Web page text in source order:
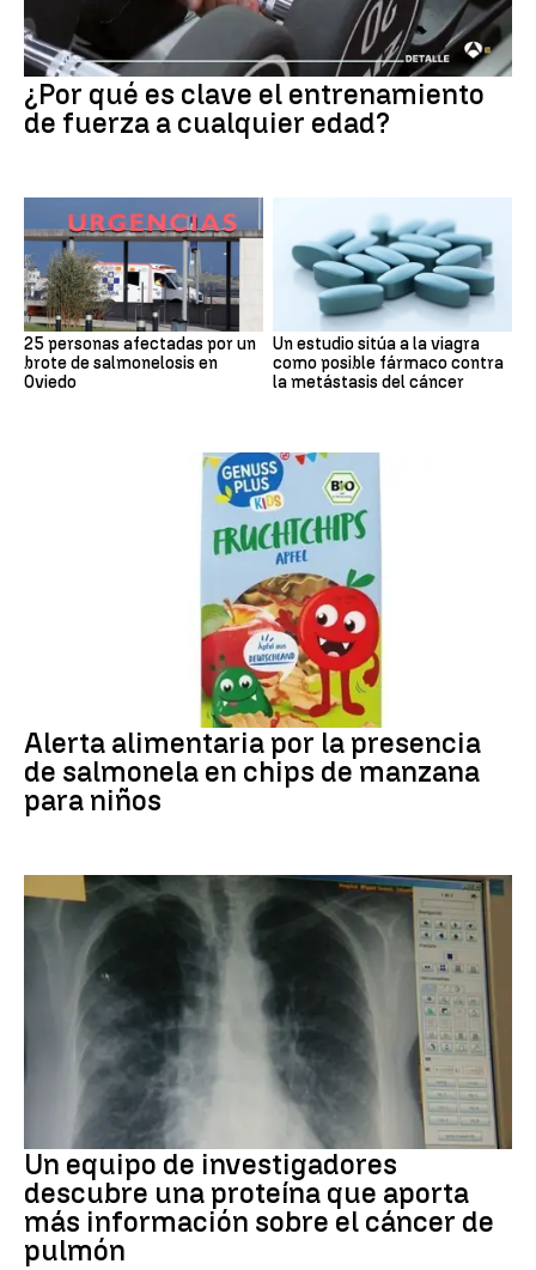
¿Por qué es clave el entrenamiento
de fuerza a cualquier edad?
25 personas afectadas por un
brote de salmonelosis en
Oviedo
Un estudio sitúa a la viagra
como posible fármaco contra
la metástasis del cáncer
Alerta alimentaria por la presencia
de salmonela en chips de manzana
para niños
Cáncer de pulmón
Un equipo de investigadores
descubre una proteína que aporta
más información sobre el cáncer de
pulmón